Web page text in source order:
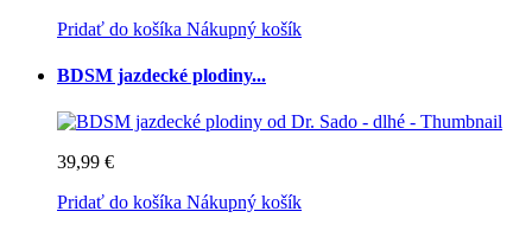
Pridať do košíka Nákupný košík
BDSM jazdecké plodiny...
39,99 €
Pridať do košíka Nákupný košík